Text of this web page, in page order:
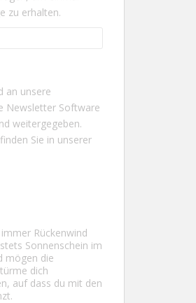
zu erhalten.
an unsere
Newsletter Software
weitergegeben.
Sie in unserer
Rückenwind
Sonnenschein im
mögen die
dich
auf dass du mit den